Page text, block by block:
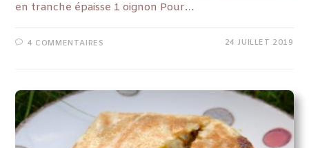
en tranche épaisse 1 oignon Pour…
4 COMMENTAIRES 24 JUILLET 2019